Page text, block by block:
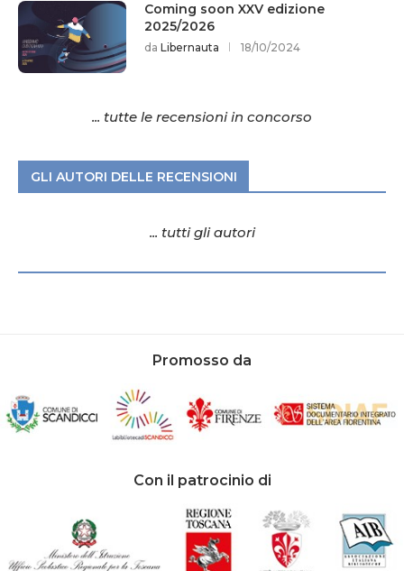
Coming soon XXV edizione
2025/2026
da Libernauta 18/10/2024
... tutte le recensioni in concorso
GLI AUTORI DELLE RECENSIONI
... tutti gli autori
Promosso da
Con il patrocinio di